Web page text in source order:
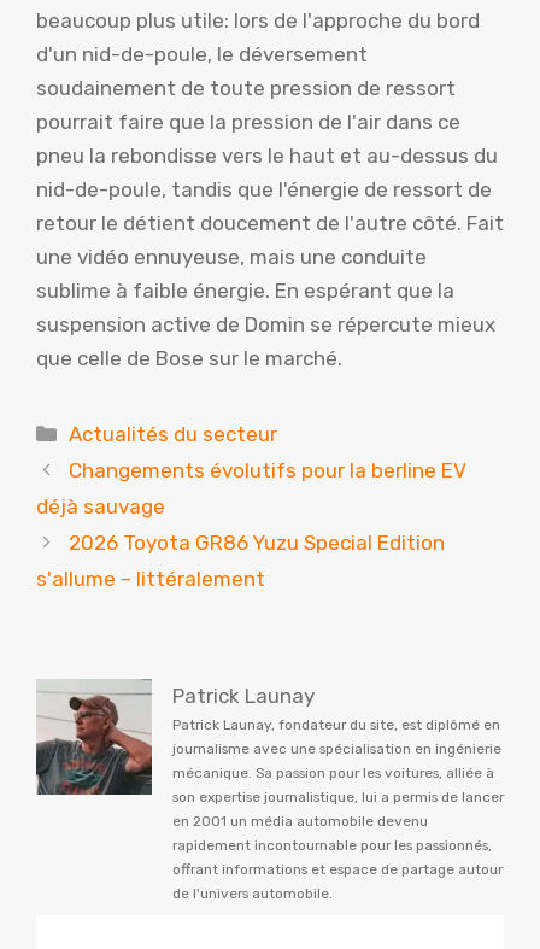
beaucoup plus utile: lors de l'approche du bord
d'un nid-de-poule, le déversement
soudainement de toute pression de ressort
pourrait faire que la pression de l'air dans ce
pneu la rebondisse vers le haut et au-dessus du
nid-de-poule, tandis que l'énergie de ressort de
retour le détient doucement de l'autre côté. Fait
une vidéo ennuyeuse, mais une conduite
sublime à faible énergie. En espérant que la
suspension active de Domin se répercute mieux
que celle de Bose sur le marché.
Catégories
Actualités du secteur
Changements évolutifs pour la berline EV
déjà sauvage
2026 Toyota GR86 Yuzu Special Edition
s'allume – littéralement
Patrick Launay
Patrick Launay, fondateur du site, est diplômé en
journalisme avec une spécialisation en ingénierie
mécanique. Sa passion pour les voitures, alliée à
son expertise journalistique, lui a permis de lancer
en 2001 un média automobile devenu
rapidement incontournable pour les passionnés,
offrant informations et espace de partage autour
de l'univers automobile.